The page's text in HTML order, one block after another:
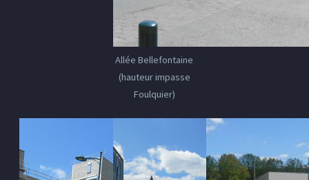
Allée Bellefontaine
(hauteur impasse
Foulquier)